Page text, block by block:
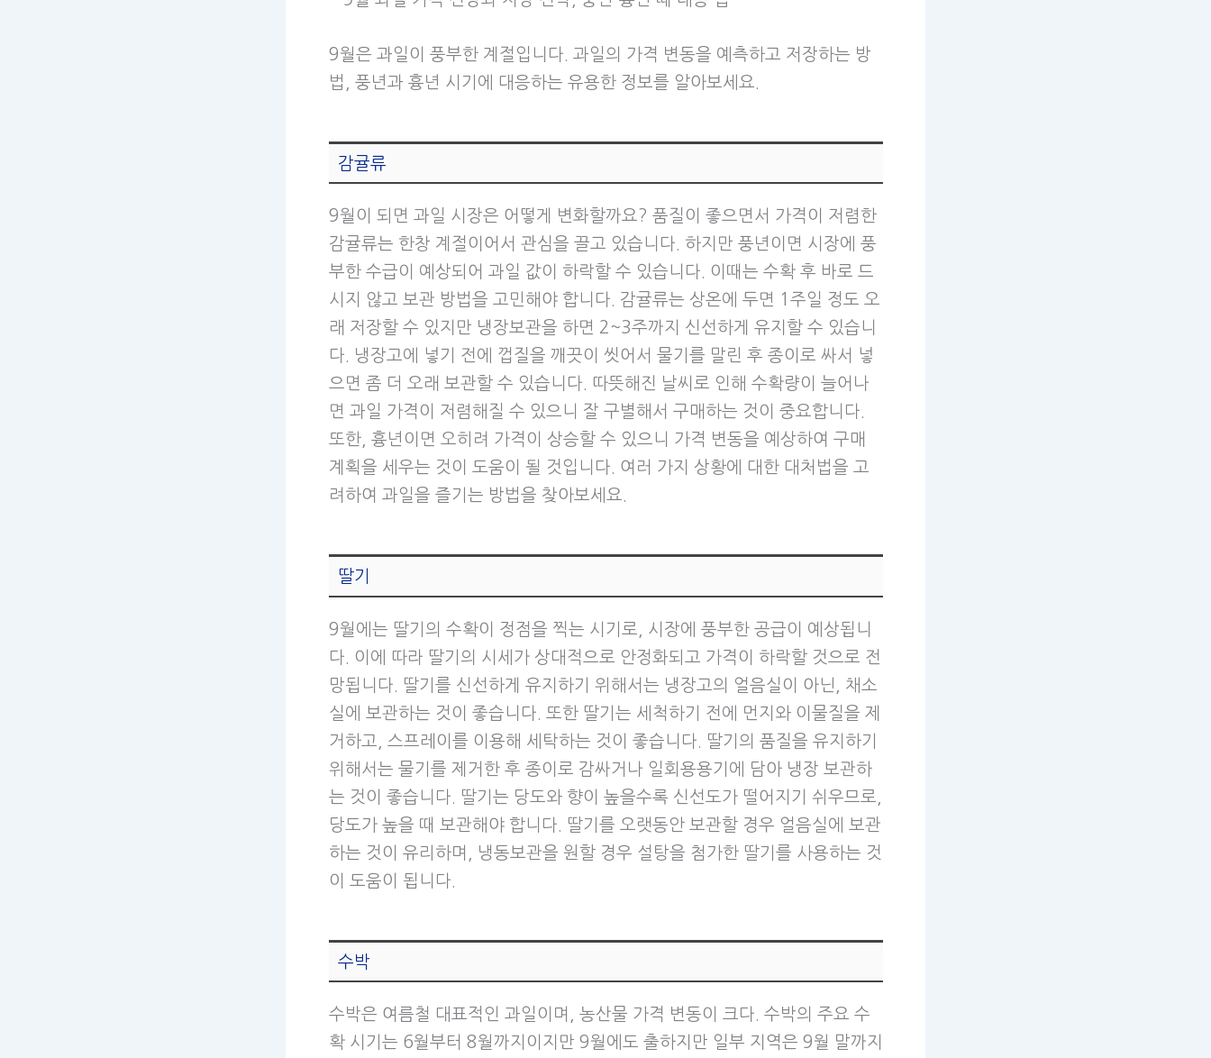
9월은 과일이 풍부한 계절입니다. 과일의 가격 변동을 예측하고 저장하는 방
법, 풍년과 흉년 시기에 대응하는 유용한 정보를 알아보세요.
감귤류
9월이 되면 과일 시장은 어떻게 변화할까요? 품질이 좋으면서 가격이 저렴한
감귤류는 한창 계절이어서 관심을 끌고 있습니다. 하지만 풍년이면 시장에 풍
부한 수급이 예상되어 과일 값이 하락할 수 있습니다. 이때는 수확 후 바로 드
시지 않고 보관 방법을 고민해야 합니다. 감귤류는 상온에 두면 1주일 정도 오
래 저장할 수 있지만 냉장보관을 하면 2~3주까지 신선하게 유지할 수 있습니
다. 냉장고에 넣기 전에 껍질을 깨끗이 씻어서 물기를 말린 후 종이로 싸서 넣
으면 좀 더 오래 보관할 수 있습니다. 따뜻해진 날씨로 인해 수확량이 늘어나
면 과일 가격이 저렴해질 수 있으니 잘 구별해서 구매하는 것이 중요합니다.
또한, 흉년이면 오히려 가격이 상승할 수 있으니 가격 변동을 예상하여 구매
계획을 세우는 것이 도움이 될 것입니다. 여러 가지 상황에 대한 대처법을 고
려하여 과일을 즐기는 방법을 찾아보세요.
딸기
9월에는 딸기의 수확이 정점을 찍는 시기로, 시장에 풍부한 공급이 예상됩니
다. 이에 따라 딸기의 시세가 상대적으로 안정화되고 가격이 하락할 것으로 전
망됩니다. 딸기를 신선하게 유지하기 위해서는 냉장고의 얼음실이 아닌, 채소
실에 보관하는 것이 좋습니다. 또한 딸기는 세척하기 전에 먼지와 이물질을 제
거하고, 스프레이를 이용해 세탁하는 것이 좋습니다. 딸기의 품질을 유지하기
위해서는 물기를 제거한 후 종이로 감싸거나 일회용용기에 담아 냉장 보관하
는 것이 좋습니다. 딸기는 당도와 향이 높을수록 신선도가 떨어지기 쉬우므로,
당도가 높을 때 보관해야 합니다. 딸기를 오랫동안 보관할 경우 얼음실에 보관
하는 것이 유리하며, 냉동보관을 원할 경우 설탕을 첨가한 딸기를 사용하는 것
이 도움이 됩니다.
수박
수박은 여름철 대표적인 과일이며, 농산물 가격 변동이 크다. 수박의 주요 수
확 시기는 6월부터 8월까지이지만 9월에도 출하지만 일부 지역은 9월 말까지